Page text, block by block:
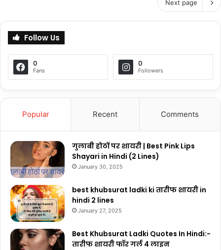
Next page
Follow Us
0
Fans
0
Followers
Popular Recent Comments
गुलाबी होठों पर शायरी | Best Pink Lips
Shayari in Hindi (2 Lines)
January 30, 2025
best khubsurat ladki ki तारीफ शायरी in
hindi 2 lines
January 27, 2025
Best Khubsurat Ladki Quotes In Hindi:-
तारीफ शायरी फॉर गर्ल 4 लाइन